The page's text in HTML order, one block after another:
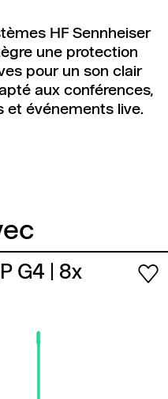
HF Sennheiser
une protection
pour un son clair
aux conférences,
et événements live.
G4 | 8x